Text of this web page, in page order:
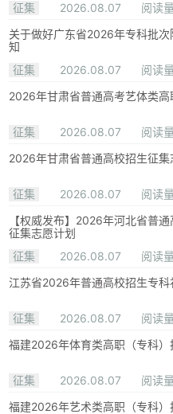
征集 2026.08.07
阅读
关于做好广东省2026年专科批
知
征集
2026.08.07
阅读
2026年甘肃省普通高考艺体类
征集 2026.08.07
阅读
2026年甘肃省普通高校招生征
征集 2026.08.07
阅读
【权威发布】2026年河北省普
征集志愿计划
征集
2026.08.07
阅读
江苏省2026年普通高校招生专科
征集 2026.08.07
阅读
福建2026年体育类高职（专科
征集 2026.08.07
阅读
福建2026年艺术类高职（专科